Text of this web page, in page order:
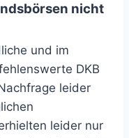
nicht
und im
DKB
leider
leider nur